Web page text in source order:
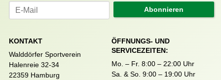
Abonnieren
KONTAKT
Walddörfer Sportverein
Halenreie 32-34
22359 Hamburg
ÖFFNUNGS- UND
SERVICEZEITEN:
Mo. – Fr. 8:00 – 22:00 Uhr
Sa. & So. 9:00 – 19:00 Uhr